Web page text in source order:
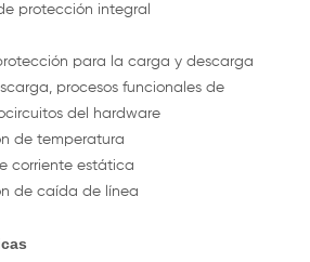
protección integral
para la carga y descarga
procesos funcionales de
del hardware
de temperatura
corriente estática
de caída de línea